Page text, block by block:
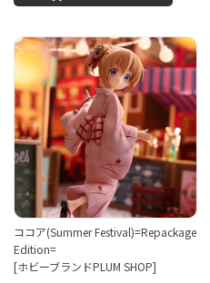
ココア(Summer Festival)=Repackage
Edition=
[ホビーブランドPLUM SHOP]